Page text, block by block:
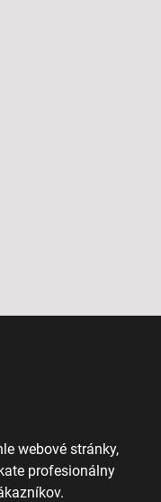
webové stránky,
profesionálny